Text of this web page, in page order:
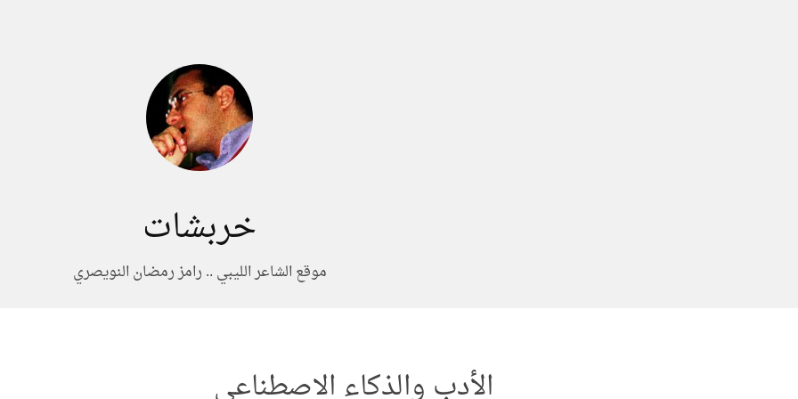
خربشات
موقع الشاعر الليبي .. رامز رمضان النويصري
الأدب والذكاء الاصطناعي